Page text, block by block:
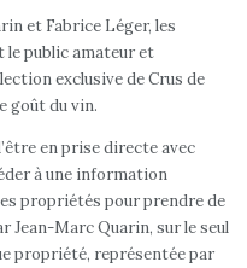
et Fabrice Léger, les
public amateur et
exclusive de Crus de
goût du vin.
en prise directe avec
à une information
propriétés pour prendre de
Jean-Marc Quarin, sur le seul
propriété, représentée par